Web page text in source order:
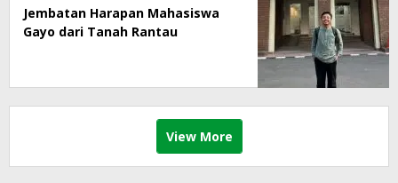
Jembatan Harapan Mahasiswa
Gayo dari Tanah Rantau
View More